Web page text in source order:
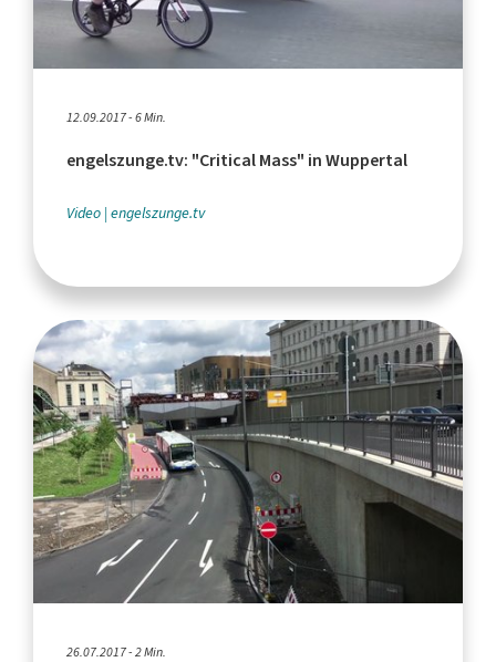
12.09.2017 - 6 Min.
engelszunge.tv: "Critical Mass" in Wuppertal
Video engelszunge.tv
26.07.2017 - 2 Min.